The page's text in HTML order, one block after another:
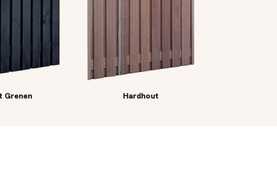
Grenen Hardhout